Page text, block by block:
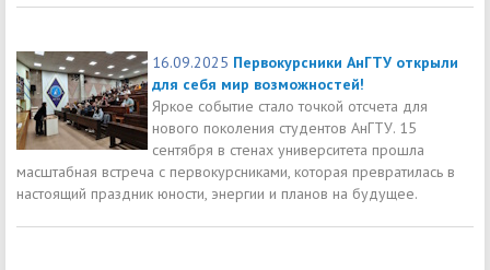
16.09.2025 Первокурсники АнГТУ открыли
для себя мир возможностей!
Яркое событие стало точкой отсчета для
нового поколения студентов АнГТУ. 15
сентября в стенах университета прошла
масштабная встреча с первокурсниками, которая превратилась в
настоящий праздник юности, энергии и планов на будущее.